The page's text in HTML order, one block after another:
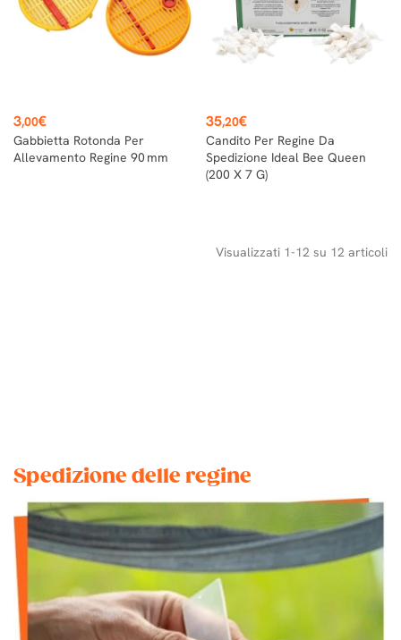
Prezzo
3,00€
Gabbietta Rotonda Per
Allevamento Regine 90 Mm
Prezzo
35,20€
Candito Per Regine Da
Spedizione Ideal Bee Queen
(200 X 7 G)
Visualizzati 1-12 su 12 articoli
Spedizione delle regine